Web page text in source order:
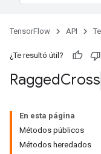
TensorFlow API
¿Te resultó útil?
RaggedCross
En esta página
Métodos públicos
Métodos heredados